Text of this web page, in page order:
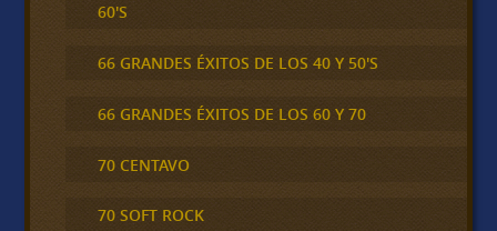
60'S
66 GRANDES ÉXITOS DE LOS 40 Y 50'S
66 GRANDES ÉXITOS DE LOS 60 Y 70
70 CENTAVO
70 SOFT ROCK